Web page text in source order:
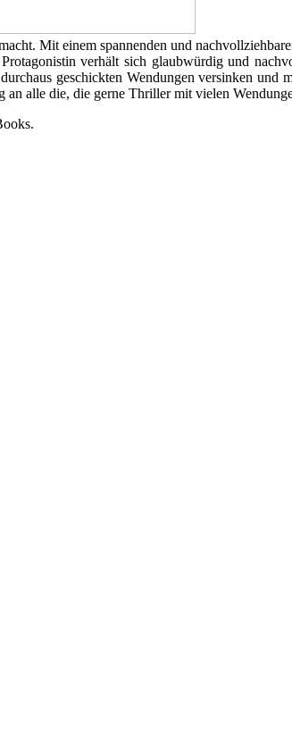
Mit einem spannenden und
verhält sich glaubwürdig und
geschickten Wendungen versinken und
alle die, die gerne Thriller mit vielen